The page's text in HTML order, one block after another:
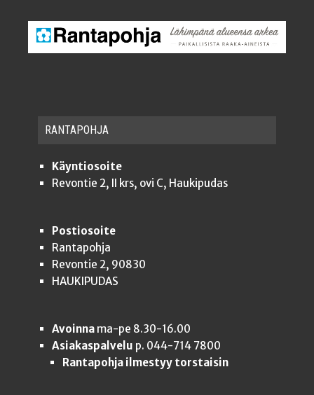
RAN­TA­POH­JA
Käyntiosoite
Revontie 2, II krs, ovi C, Haukipudas
Postiosoite
Rantapohja
Revontie 2, 90830
HAUKIPUDAS
Avoinnama-pe 8.30-16.00
Asiakaspalvelu p. 044-714 7800
Rantapohja ilmestyy torstaisin